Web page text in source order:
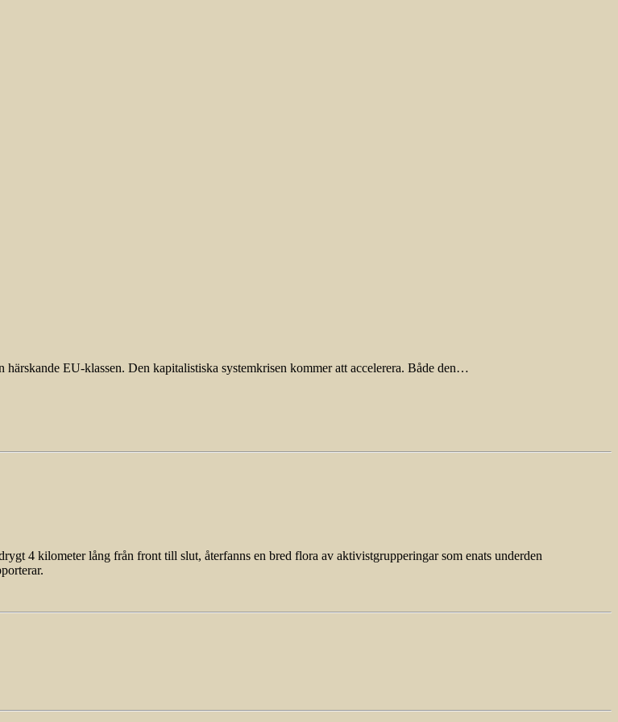
EU-klassen. Den kapitalistiska systemkrisen kommer att accelerera. Både den…
4 kilometer lång från front till slut, återfanns en bred flora av aktivistgrupperingar som enats underden